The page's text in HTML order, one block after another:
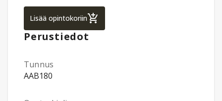
Lisää opintokoriinWindowsin käyttö ja hallinta (nonstop)
Perustiedot
Tunnus
AAB180